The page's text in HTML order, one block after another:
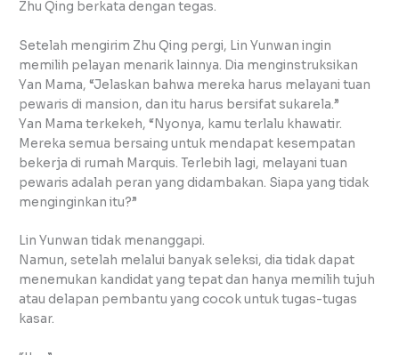
Zhu Qing berkata dengan tegas.
Setelah mengirim Zhu Qing pergi, Lin Yunwan ingin
memilih pelayan menarik lainnya. Dia menginstruksikan
Yan Mama, “Jelaskan bahwa mereka harus melayani tuan
pewaris di mansion, dan itu harus bersifat sukarela.”
Yan Mama terkekeh, “Nyonya, kamu terlalu khawatir.
Mereka semua bersaing untuk mendapat kesempatan
bekerja di rumah Marquis. Terlebih lagi, melayani tuan
pewaris adalah peran yang didambakan. Siapa yang tidak
menginginkan itu?”
Lin Yunwan tidak menanggapi.
Namun, setelah melalui banyak seleksi, dia tidak dapat
menemukan kandidat yang tepat dan hanya memilih tujuh
atau delapan pembantu yang cocok untuk tugas-tugas
kasar.